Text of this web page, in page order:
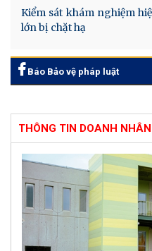
Kiểm sát khám nghiệm
lớn bị chặt hạ
Báo Bảo vệ pháp luật
THÔNG TIN DOANH